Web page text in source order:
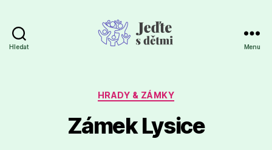
Hledat Menu
Rubriky
HRADY & ZÁMKY
Zámek Lysice